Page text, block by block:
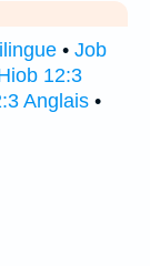
• Job
12:3
Anglais •